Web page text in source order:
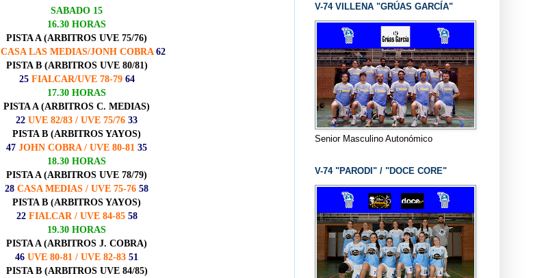
SABADO 15
16.30 HORAS
PISTA A (ARBITROS UVE 75/76)
CASA LAS MEDIAS/JONH COBRA62
PISTA B (ARBITROS UVE 80/81)
25 FIALCAR/UVE 78-79 64
17.30 HORAS
PISTA A (ARBITROS C. MEDIAS)
22 UVE 82/83 / UVE 75/76 33
PISTA B (ARBITROS YAYOS)
47 JOHN COBRA / UVE 80-81 35
18.30 HORAS
PISTA A (ARBITROS UVE 78/79)
28 CASA MEDIAS / UVE 75-76 58
PISTA B (ARBITROS YAYOS)
22FIALCAR / UVE 84-85 58
19.30 HORAS
PISTA A (ARBITROS J. COBRA)
46 UVE 80-81 / UVE 82-83 51
PISTA B (ARBITROS UVE 84/85)
V-74 VILLENA "GRÚAS GARCÍA"
Senior Masculino Autonómico
V-74 "PARODI" / "DOCE CORE"